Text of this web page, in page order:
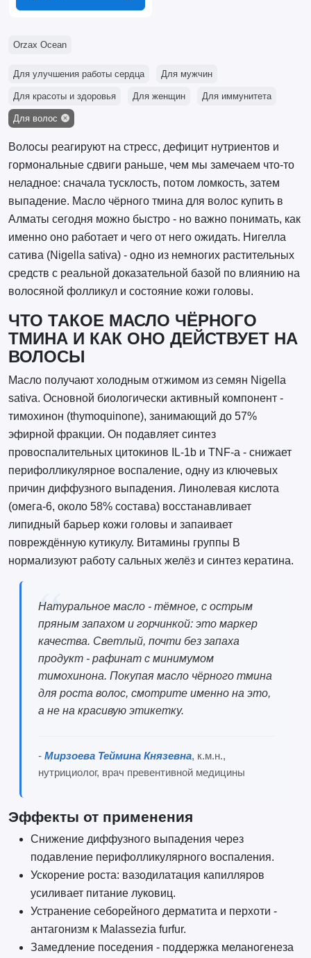
Orzax Ocean
Для улучшения работы сердца Для мужчин
Для красоты и здоровья Для женщин Для иммунитета
Для волос
Волосы реагируют на стресс, дефицит нутриентов и
гормональные сдвиги раньше, чем мы замечаем что-то
неладное: сначала тусклость, потом ломкость, затем
выпадение. Масло чёрного тмина для волос купить в
Алматы сегодня можно быстро - но важно понимать, как
именно оно работает и чего от него ожидать. Нигелла
сатива (Nigella sativa) - одно из немногих растительных
средств с реальной доказательной базой по влиянию на
волосяной фолликул и состояние кожи головы.
ЧТО ТАКОЕ МАСЛО ЧЁРНОГО
ТМИНА И КАК ОНО ДЕЙСТВУЕТ НА
ВОЛОСЫ
Масло получают холодным отжимом из семян Nigella
sativa. Основной биологически активный компонент -
тимохинон (thymoquinone), занимающий до 57%
эфирной фракции. Он подавляет синтез
провоспалительных цитокинов IL-1b и TNF-a - снижает
перифолликулярное воспаление, одну из ключевых
причин диффузного выпадения. Линолевая кислота
(омега-6, около 58% состава) восстанавливает
липидный барьер кожи головы и запаивает
повреждённую кутикулу. Витамины группы B
нормализуют работу сальных желёз и синтез кератина.
Натуральное масло - тёмное, с острым
пряным запахом и горчинкой: это маркер
качества. Светлый, почти без запаха
продукт - рафинат с минимумом
тимохинона. Покупая масло чёрного тмина
для роста волос, смотрите именно на это,
а не на красивую этикетку.
- Мирзоева Теймина Князевна, к.м.н.,
нутрициолог, врач превентивной медицины
Эффекты от применения
Снижение диффузного выпадения через
подавление перифолликулярного воспаления.
Ускорение роста: вазодилатация капилляров
усиливает питание луковиц.
Устранение себорейного дерматита и перхоти -
антагонизм к Malassezia furfur.
Замедление поседения - поддержка меланогенеза